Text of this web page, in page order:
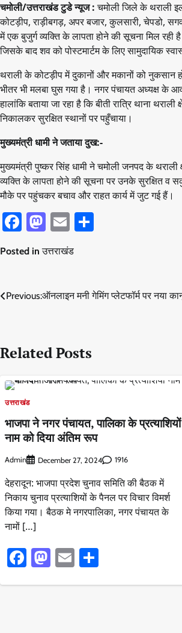
चमोली/उत्तराखंड टुडे न्यूज :चमोली जिले के थराली
कोटड़ीप, राड़ीबगड़, अपर बजार, कुलसारी, चेपडो,
में एक बुजुर्ग व्यक्ति के लापता होने की सूचना मिल
जिसके बाद शव को पोस्टमार्टम के लिए सामुदायिक
थराली के कोटड़ीप में दुकानों और मकानों को नुकसान
भीतर भी मलबा घुस गया है। नगर पंचायत अध्यक्ष
हालांकि बताया जा रहा है कि बीती रात्रि थाना
निकालकर सुरक्षित स्थानों पर पहुँचाया।
मुख्यमंत्री धामी ने जताया दुख:-
मुख्यमंत्री पुष्कर सिंह धामी ने चमोली जनपद के
व्यक्ति के लापता होने की सूचना पर उनके सुरक्षित व
मौके पर पहुंचकर बचाव और राहत कार्य में जुट गई हैं।
Facebook
Mastodon
Email
Posted inउत्तराखंड
Post
Previous:ऑनलाइन मनी गेमिंग प्लेटफॉर्म पर नया
Related Posts
उत्तराखंड
भाजपा ने नगर पंचायत, पालिका के प्रत्याशियों
नाम को दिया अंतिम रूप
Admin December 27, 2024 1916
देहरादून: भाजपा प्रदेश चुनाव समिति की बैठक में
निकाय चुनाव प्रत्याशियों के पैनल पर विचार विमर्श
किया गया। बैठक मे नगरपालिका, नगर पंचायत के
नामों […]
Facebook
Mastodon
Email